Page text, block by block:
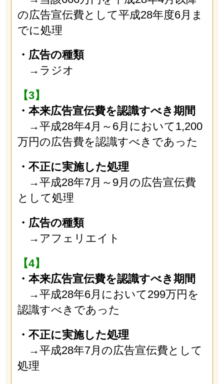
の広告宣伝費として平成28年度6月ま
でに処理
・広告の種類
→ラジオ
【3】
・本来広告宣伝費を認識すべき期間
→平成28年4月～6月において1,200
万円の広告費を認識すべきであった
・不正に実施した処理
→平成28年7月～9月の広告宣伝費
として処理
・広告の種類
→アフェリエイト
【4】
・本来広告宣伝費を認識すべき期間
→平成28年6月において299万円を
認識すべきであった
・不正に実施した処理
→平成28年7月の広告宣伝費として
処理